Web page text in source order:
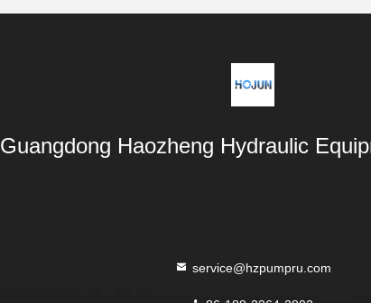
Guangdong Haozheng Hydraulic
service@hzpumpru.com